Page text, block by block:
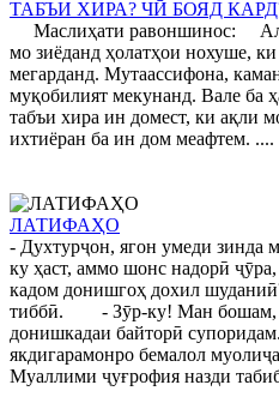
ТАБЪИ ХИРА? ЧӢ БОЯД
Маслиҳати равоншинос:
мо зиёданд ҳолатҳои нохуше,
мегарданд. Мутаассифона,
муқобилият мекунанд. Вале ба
табъи хира ин домест, ки ақли
ихтиёран ба ин дом меафтем. ....
ЛАТИФАҲО
- Духтурҷон, ягон умеди
ку ҳаст, аммо шонс надорӣ
кадом донишгоҳ дохил
тиббӣ. - Зӯр-ку! Ман бошам,
донишкадаи байторӣ
якдигарамонро бемалол
Муаллими ҷуғрофия назди